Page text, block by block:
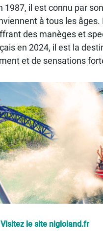
1987, il est connu par
à tous les âges.
des manèges et
en 2024, il est la
et de sensations
Visitez le site nigloland.fr